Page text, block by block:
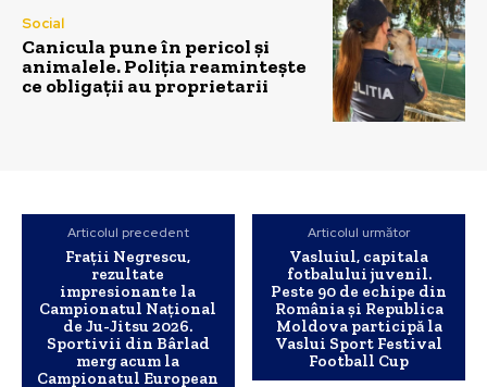
Social
Canicula pune în pericol și
animalele. Poliția reamintește
ce obligații au proprietarii
Articolul precedent
Frații Negrescu,
rezultate
impresionante la
Campionatul Național
de Ju-Jitsu 2026.
Sportivii din Bârlad
merg acum la
Campionatul European
Articolul următor
Vasluiul, capitala
fotbalului juvenil.
Peste 90 de echipe din
România și Republica
Moldova participă la
Vaslui Sport Festival
Football Cup